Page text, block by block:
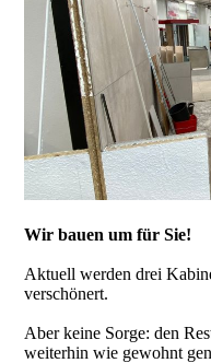
Wir bauen um für Sie!
Aktuell werden drei
verschönert.
Aber keine Sorge: den
weiterhin wie gewohnt